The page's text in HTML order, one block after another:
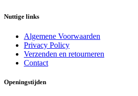
Nuttige links
Algemene Voorwaarden
Privacy Policy
Verzenden en retourneren
Contact
Openingstijden